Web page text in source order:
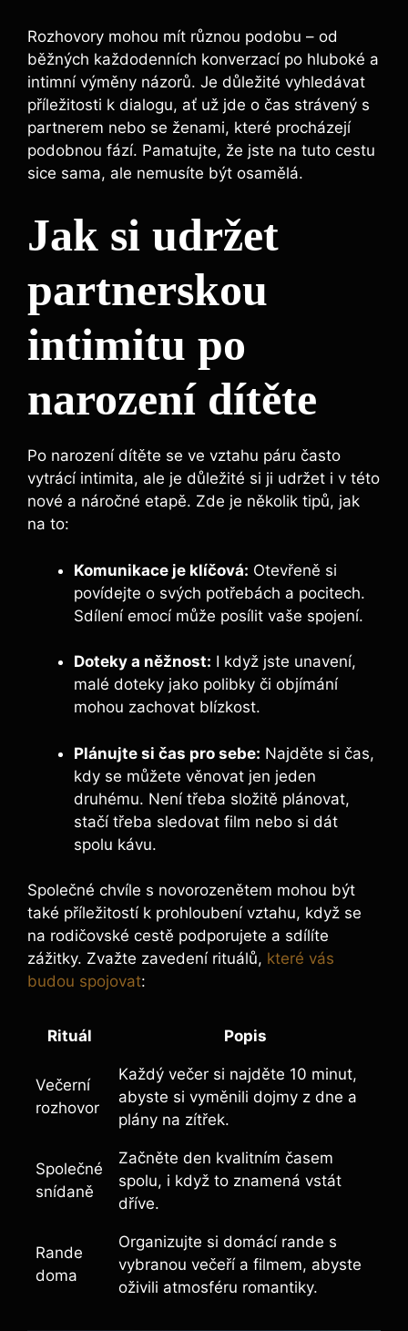
Rozhovory mohou mít různou podobu – od
běžných každodenních konverzací po hluboké a
intimní výměny názorů. Je důležité vyhledávat
příležitosti k dialogu, ať už jde o čas strávený s
partnerem nebo se ženami, které procházejí
podobnou fází. Pamatujte, že jste na tuto cestu
sice sama, ale nemusíte být osamělá.
Jak si udržet
partnerskou
intimitu po
narození dítěte
Po narození dítěte se ve vztahu páru často
vytrácí intimita, ale je důležité si ji udržet i v této
nové a náročné etapě. Zde je několik tipů, jak
na to:
Komunikace je klíčová: Otevřeně si
povídejte o svých potřebách a pocitech.
Sdílení emocí může posílit vaše spojení.
Doteky a něžnost: I když jste unavení,
malé doteky jako polibky či objímání
mohou zachovat blízkost.
Plánujte si čas pro sebe: Najděte si čas,
kdy se můžete věnovat jen jeden
druhému. Není třeba složitě plánovat,
stačí třeba sledovat film nebo si dát
spolu kávu.
Společné chvíle s novorozenětem mohou být
také příležitostí k prohloubení vztahu, když se
na rodičovské cestě podporujete a sdílíte
zážitky. Zvažte zavedení rituálů, které vás
budou spojovat:
Rituál Popis
Večerní
rozhovor
Každý večer si najděte 10 minut,
abyste si vyměnili dojmy z dne a
plány na zítřek.
Společné
snídaně
Začněte den kvalitním časem
spolu, i když to znamená vstát
dříve.
Rande
doma
Organizujte si domácí rande s
vybranou večeří a filmem, abyste
oživili atmosféru romantiky.